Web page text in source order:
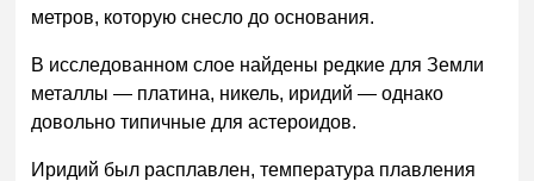
метров, которую снесло до основания.
В исследованном слое найдены редкие для Земли
металлы — платина, никель, иридий — однако
довольно типичные для астероидов.
Иридий был расплавлен, температура плавления